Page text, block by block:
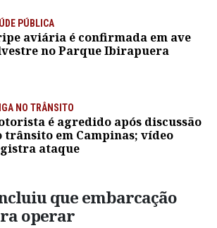
PÚBLICA
aviária é confirmada em ave
no Parque Ibirapuera
NO TRÂNSITO
é agredido após discussão
trânsito em Campinas; vídeo
ataque
que embarcação
operar